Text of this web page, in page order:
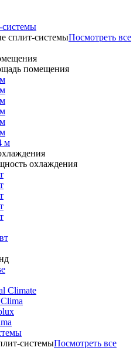
системы
сплит-системыПосмотреть все
помещения
м
охлаждения
Climate
системыПосмотреть все